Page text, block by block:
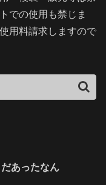
での使用も禁じま
用料請求しますので
だあったなん